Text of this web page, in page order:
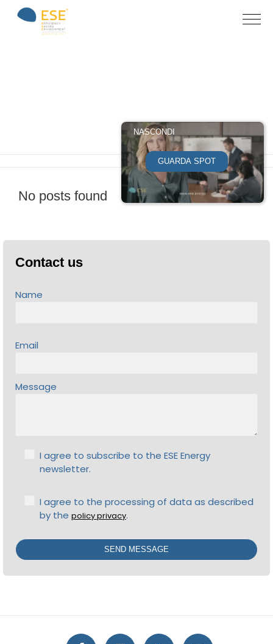
Uncategorized
Home»Uncategorized
No posts found
Contact us
Name
Email
Message
I agree to subscribe to the ESE Energy
newsletter.
I agree to the processing of data as described
by the policy privacy.
GUARDA SPOT
NASCONDI